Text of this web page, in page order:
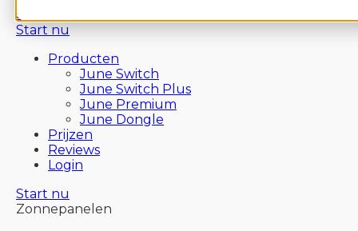
Start nu
Start nu
Producten
June Switch
June Switch Plus
June Premium
June Dongle
Prijzen
Reviews
Login
Start nu
Zonnepanelen